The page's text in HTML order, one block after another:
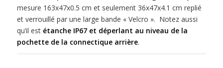
mesure 163x47x0.5 cm et seulement 36x47x4.1 cm replié
et verrouillé par une large bande « Velcro ». Notez aussi
qu’il est étanche IP67 et déperlant au niveau de la
pochette de la connectique arrière.